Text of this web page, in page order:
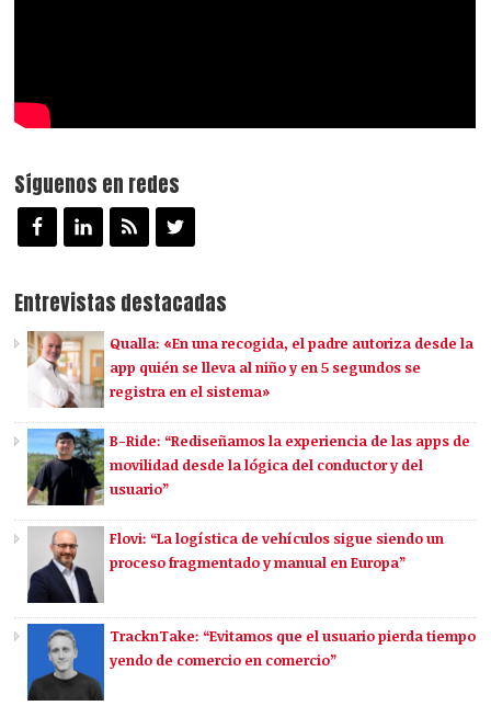
Síguenos en redes
Entrevistas destacadas
Qualla: «En una recogida, el padre autoriza desde la
app quién se lleva al niño y en 5 segundos se
registra en el sistema»
B-Ride: “Rediseñamos la experiencia de las apps de
movilidad desde la lógica del conductor y del
usuario”
Flovi: “La logística de vehículos sigue siendo un
proceso fragmentado y manual en Europa”
TracknTake: “Evitamos que el usuario pierda tiempo
yendo de comercio en comercio”